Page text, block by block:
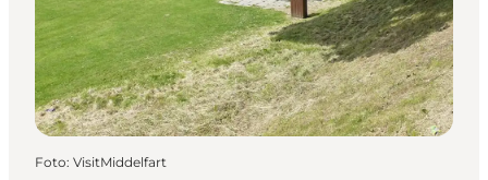
Reiseplanung
Foto: VisitMiddelfart